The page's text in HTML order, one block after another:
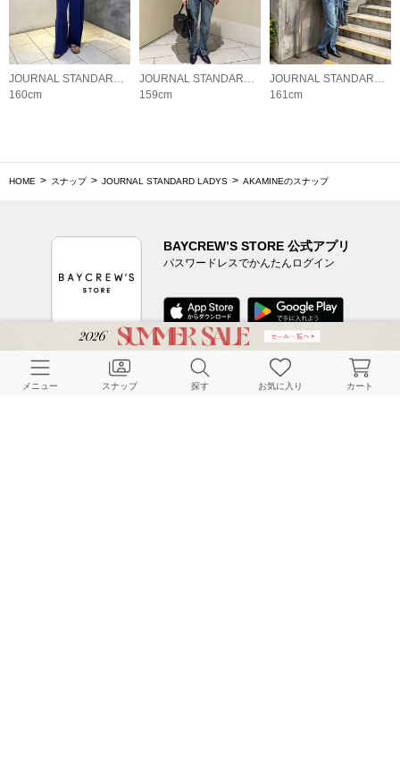
160cm
159cm
161cm
HOME スナップ JOURNAL STANDARD LADYS AKAMINEのスナップ
BAYCREW’S STORE 公式アプリ
パスワードレスでかんたんログイン
CUSTOMER SERVICE
メニュー スナップ 探す お気に入り カート